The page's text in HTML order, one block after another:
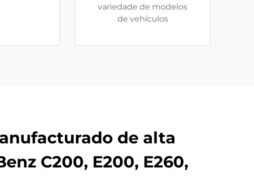
variedade de modelos
de vehículos
de alta
C200, E200, E260,